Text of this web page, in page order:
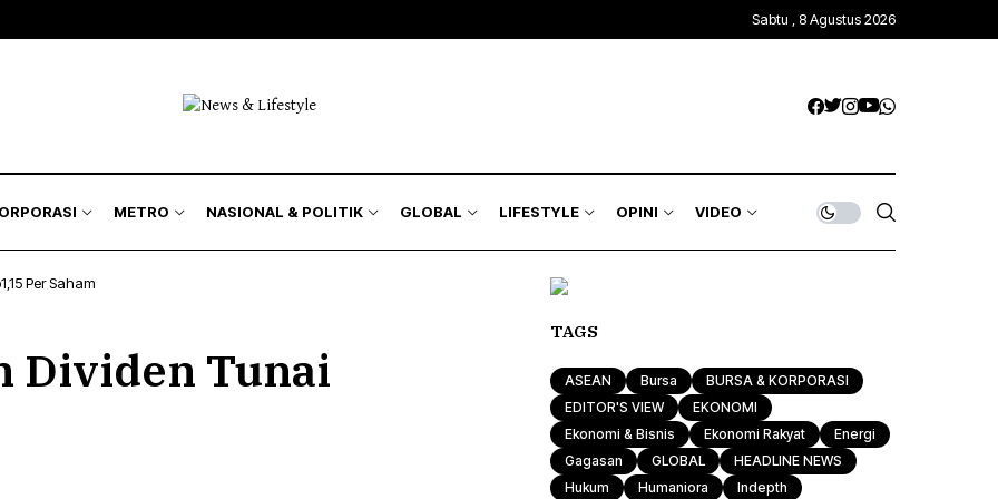
Sabtu , 8 Agustus 2026
METRO NASIONAL & POLITIK GLOBAL LIFESTYLE OPINI VIDEO
Per Saham
Dividen Tunai
TAGS
ASEAN Bursa
BURSA & KORPORASI
EDITOR'S VIEW
EKONOMI
Ekonomi & Bisnis
Ekonomi Rakyat
Energi
Gagasan
GLOBAL
HEADLINE NEWS
Hukum
Humaniora
Indepth